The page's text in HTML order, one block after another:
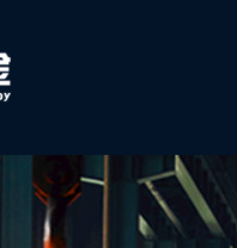
parentid='0')}